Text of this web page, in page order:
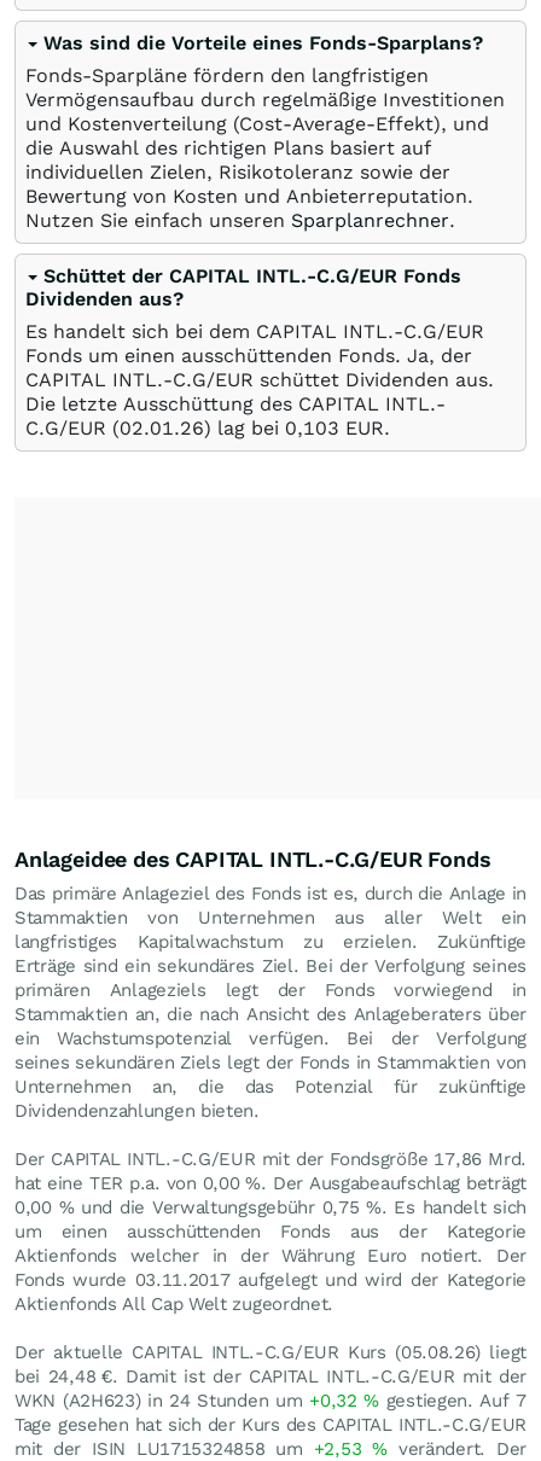
Was sind die Vorteile eines Fonds-Sparplans?
Fonds-Sparpläne fördern den langfristigen
Vermögensaufbau durch regelmäßige Investitionen
und Kostenverteilung (Cost-Average-Effekt), und
die Auswahl des richtigen Plans basiert auf
individuellen Zielen, Risikotoleranz sowie der
Bewertung von Kosten und Anbieterreputation.
Nutzen Sie einfach unseren Sparplanrechner.
Schüttet der CAPITAL INTL.-C.G/EUR Fonds
Dividenden aus?
Es handelt sich bei dem CAPITAL INTL.-C.G/EUR
Fonds um einen ausschüttenden Fonds. Ja, der
CAPITAL INTL.-C.G/EUR schüttet Dividenden aus.
Die letzte Ausschüttung des CAPITAL INTL.-
C.G/EUR (02.01.26) lag bei 0,103 EUR.
Anlageidee des CAPITAL INTL.-C.G/EUR Fonds
Das primäre Anlageziel des Fonds ist es, durch die Anlage in
Stammaktien von Unternehmen aus aller Welt ein
langfristiges Kapitalwachstum zu erzielen. Zukünftige
Erträge sind ein sekundäres Ziel. Bei der Verfolgung seines
primären Anlageziels legt der Fonds vorwiegend in
Stammaktien an, die nach Ansicht des Anlageberaters über
ein Wachstumspotenzial verfügen. Bei der Verfolgung
seines sekundären Ziels legt der Fonds in Stammaktien von
Unternehmen an, die das Potenzial für zukünftige
Dividendenzahlungen bieten.
Der CAPITAL INTL.-C.G/EUR mit der Fondsgröße 17,86 Mrd.
hat eine TER p.a. von 0,00 %. Der Ausgabeaufschlag beträgt
0,00 % und die Verwaltungsgebühr 0,75 %. Es handelt sich
um einen ausschüttenden Fonds aus der Kategorie
Aktienfonds welcher in der Währung Euro notiert. Der
Fonds wurde 03.11.2017 aufgelegt und wird der Kategorie
Aktienfonds All Cap Welt zugeordnet.
Der aktuelle CAPITAL INTL.-C.G/EUR Kurs (05.08.26) liegt
bei 24,48 €. Damit ist der CAPITAL INTL.-C.G/EUR mit der
WKN (A2H623) in 24 Stunden um +0,32% gestiegen. Auf 7
Tage gesehen hat sich der Kurs des CAPITAL INTL.-C.G/EUR
mit der ISIN LU1715324858 um +2,53%verändert. Der